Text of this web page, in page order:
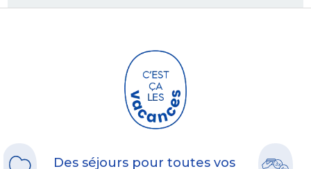
Des séjours pour toutes vos